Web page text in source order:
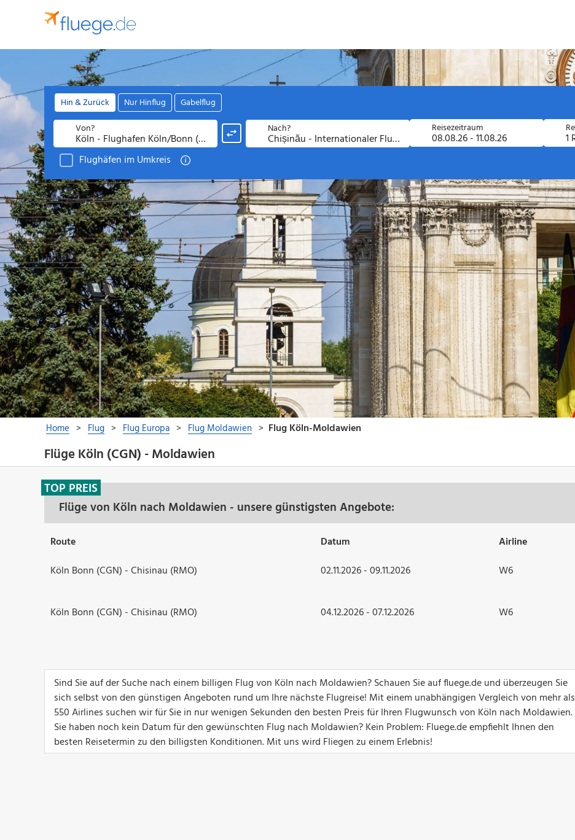
Flüge Köln (CGN) - Moldawien
Flüge von Köln nach Moldawien - unsere günstigsten Angebote:
TOP PREIS
Route Datum Airline
Köln Bonn (CGN) - Chisinau (RMO)
02.11.2026 - 09.11.2026 W6
Köln Bonn (CGN) - Chisinau (RMO) 04.12.2026 - 07.12.2026 W6
Sind Sie auf der Suche nach einem billigen Flug von Köln nach Moldawien? Schauen Sie auf fluege.de und überzeugen Sie
sich selbst von den günstigen Angeboten rund um Ihre nächste Flugreise! Mit einem unabhängigen Vergleich von mehr als
550 Airlines suchen wir für Sie in nur wenigen Sekunden den besten Preis für Ihren Flugwunsch von Köln nach Moldawien.
Sie haben noch kein Datum für den gewünschten Flug nach Moldawien? Kein Problem: Fluege.de empfiehlt Ihnen den
besten Reisetermin zu den billigsten Konditionen. Mit uns wird Fliegen zu einem Erlebnis!